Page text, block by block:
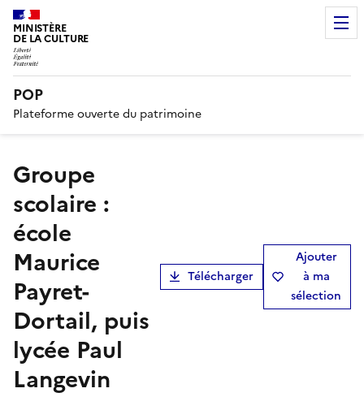
MINISTÈRE
DE LA CULTURE
POP
Plateforme ouverte du patrimoine
Groupe
scolaire :
école
Maurice
Payret-
Dortail, puis
lycée Paul
Langevin
Télécharger
Ajouter
à ma
sélection